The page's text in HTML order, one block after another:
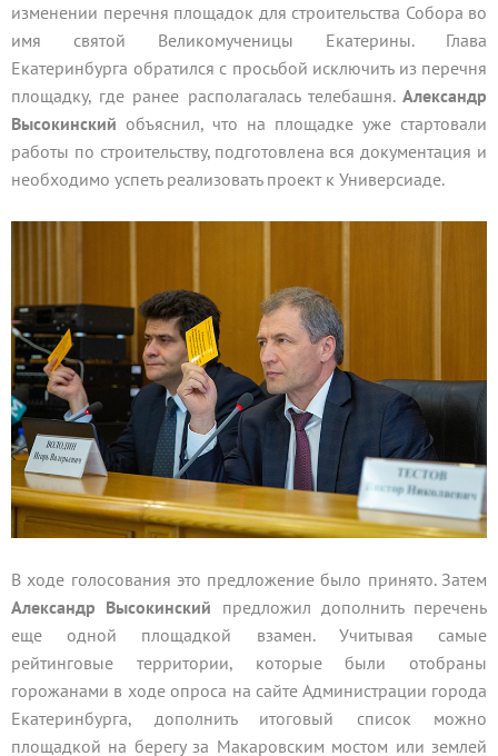
изменении перечня площадок для строительства Собора во
имя святой Великомученицы Екатерины. Глава
Екатеринбурга обратился с просьбой исключить из перечня
площадку, где ранее располагалась телебашня. Александр
Высокинский объяснил, что на площадке уже стартовали
работы по строительству, подготовлена вся документация и
необходимо успеть реализовать проект к Универсиаде.
В ходе голосования это предложение было принято. Затем
Александр Высокинский предложил дополнить перечень
еще одной площадкой взамен. Учитывая самые
рейтинговые территории, которые были отобраны
горожанами в ходе опроса на сайте Администрации города
Екатеринбурга, дополнить итоговый список можно
площадкой на берегу за Макаровским мостом или землей